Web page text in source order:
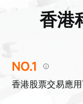
香港
NO.1
香港股票交易應